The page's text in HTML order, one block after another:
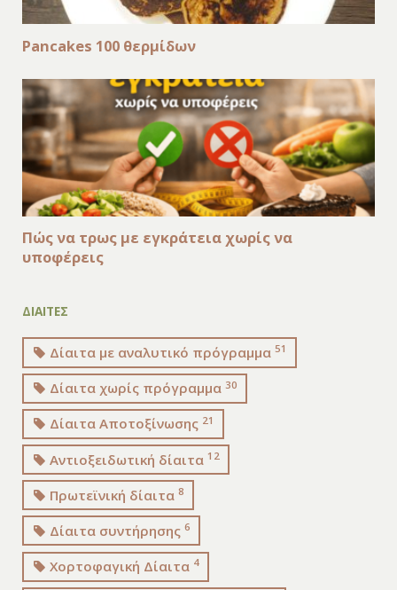
Pancakes 100 θερμίδων
Πώς να τρως με εγκράτεια χωρίς να
υποφέρεις
ΔΙΑΙΤΕΣ
Δίαιτα με αναλυτικό πρόγραμμα51
Δίαιτα χωρίς πρόγραμμα 30
Δίαιτα Αποτοξίνωσης 21
Αντιοξειδωτική δίαιτα 12
Πρωτεϊνική δίαιτα8
Δίαιτα συντήρησης6
Χορτοφαγική Δίαιτα 4